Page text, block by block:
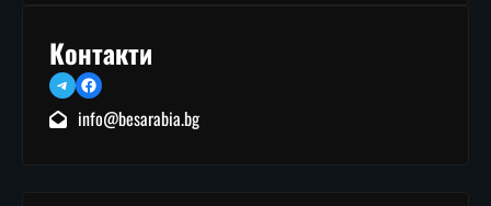
Контакти
TelegramFacebook
info@besarabia.bg